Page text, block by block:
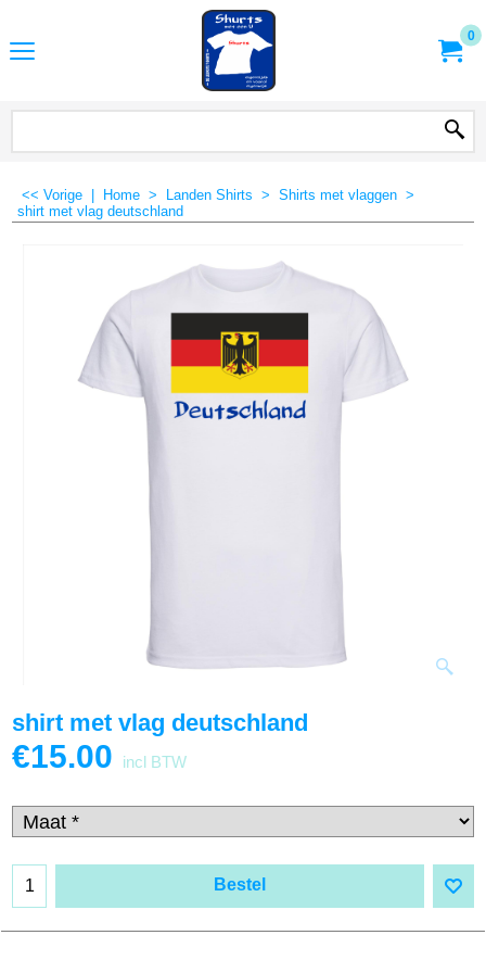
0
<< Vorige Home > Landen Shirts > Shirts met vlaggen >
shirt met vlag deutschland
shirt met vlag deutschland
€15.00 incl BTW
Bestel